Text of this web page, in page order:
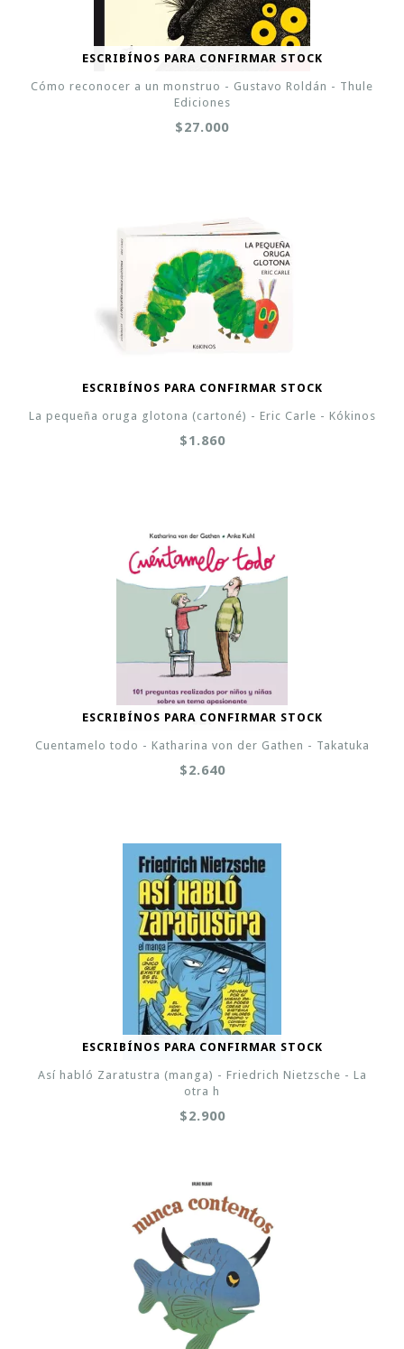
ESCRIBÍNOS PARA CONFIRMAR STOCK
Cómo reconocer a un monstruo - Gustavo Roldán - Thule
Ediciones
$27.000
ESCRIBÍNOS PARA CONFIRMAR STOCK
La pequeña oruga glotona (cartoné) - Eric Carle - Kókinos
$1.860
ESCRIBÍNOS PARA CONFIRMAR STOCK
Cuentamelo todo - Katharina von der Gathen - Takatuka
$2.640
ESCRIBÍNOS PARA CONFIRMAR STOCK
Así habló Zaratustra (manga) - Friedrich Nietzsche - La
otra h
$2.900